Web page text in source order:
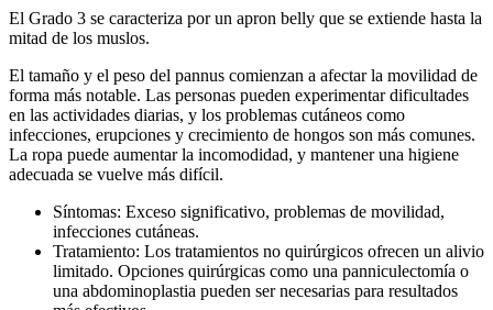
El Grado 3 se caracteriza por un apron belly que se extiende hasta la
mitad de los muslos.
El tamaño y el peso del pannus comienzan a afectar la movilidad de
forma más notable. Las personas pueden experimentar dificultades
en las actividades diarias, y los problemas cutáneos como
infecciones, erupciones y crecimiento de hongos son más comunes.
La ropa puede aumentar la incomodidad, y mantener una higiene
adecuada se vuelve más difícil.
Síntomas: Exceso significativo, problemas de movilidad,
infecciones cutáneas.
Tratamiento: Los tratamientos no quirúrgicos ofrecen un alivio
limitado. Opciones quirúrgicas como una panniculectomía o
una abdominoplastia pueden ser necesarias para resultados